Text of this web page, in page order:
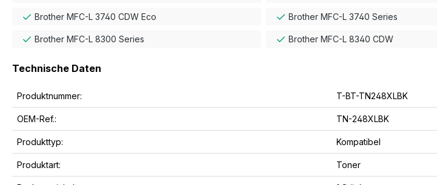
Brother MFC-L 3740 CDW Eco Brother MFC-L 3740 Series
Brother MFC-L 8300 Series Brother MFC-L 8340 CDW
Technische Daten
Produktnummer: T-BT-TN248XLBK
OEM-Ref.: TN-248XLBK
Produkttyp: Kompatibel
Produktart: Toner